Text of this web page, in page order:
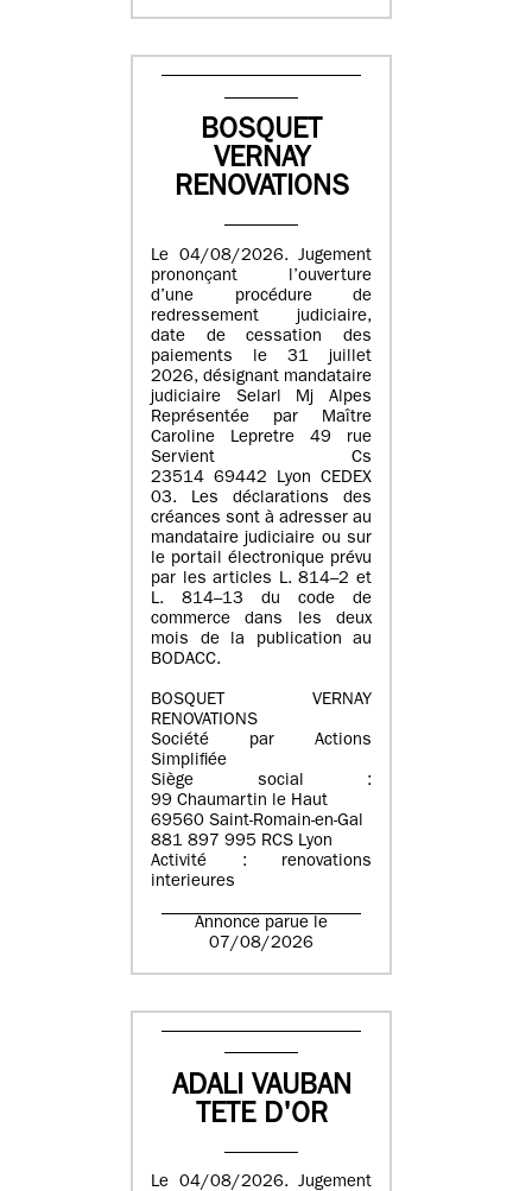
BOSQUET
VERNAY
RENOVATIONS
Le 04/08/2026. Jugement
prononçant l’ouverture
d’une procédure de
redressement judiciaire,
date de cessation des
paiements le 31 juillet
2026, désignant mandataire
judiciaire Selarl Mj Alpes
Représentée par Maître
Caroline Lepretre 49 rue
Servient Cs
23514 69442 Lyon CEDEX
03. Les déclarations des
créances sont à adresser au
mandataire judiciaire ou sur
le portail électronique prévu
par les articles L. 814–2 et
L. 814–13 du code de
commerce dans les deux
mois de la publication au
BODACC.
BOSQUET VERNAY
RENOVATIONS
Société par Actions
Simplifiée
Siège social :
99 Chaumartin le Haut
69560 Saint-Romain-en-Gal
881 897 995 RCS Lyon
Activité : renovations
interieures
Annonce parue le
07/08/2026
ADALI VAUBAN
TETE D'OR
Le 04/08/2026. Jugement